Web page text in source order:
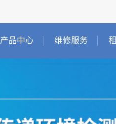
产品中心 维修服务